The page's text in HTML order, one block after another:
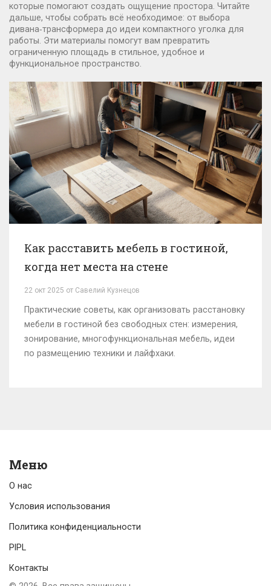
которые помогают создать ощущение простора. Читайте
дальше, чтобы собрать всё необходимое: от выбора
дивана‑трансформера до идеи компактного уголка для
работы. Эти материалы помогут вам превратить
ограниченную площадь в стильное, удобное и
функциональное пространство.
Как расставить мебель в гостиной,
когда нет места на стене
22 окт 2025 от Савелий Кузнецов
Практические советы, как организовать расстановку
мебели в гостиной без свободных стен: измерения,
зонирование, многофункциональная мебель, идеи
по размещению техники и лайфхаки.
Меню
О нас
Условия использования
Политика конфиденциальности
PIPL
Контакты